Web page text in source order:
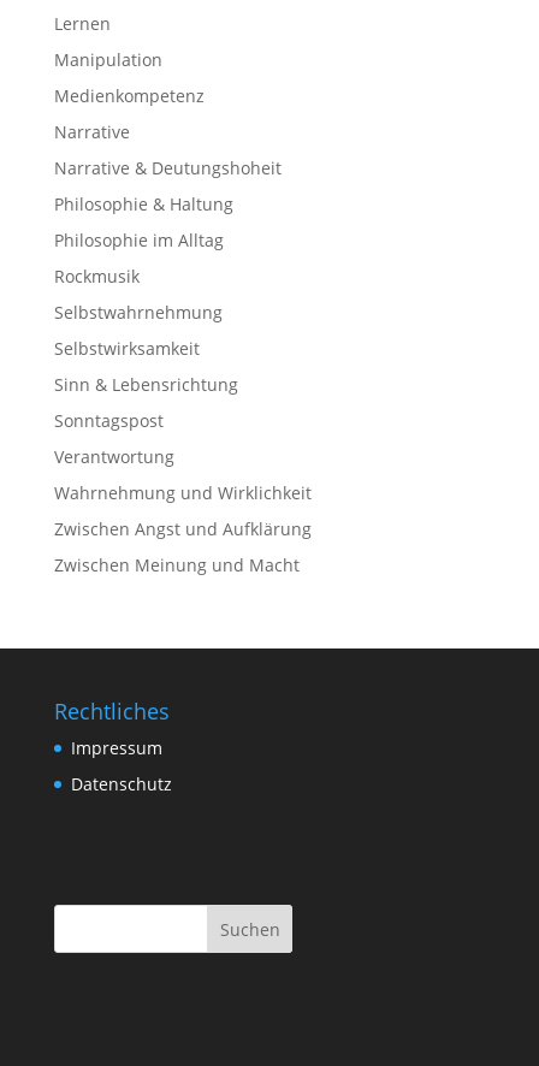
Lernen
Manipulation
Medienkompetenz
Narrative
Narrative & Deutungshoheit
Philosophie & Haltung
Philosophie im Alltag
Rockmusik
Selbstwahrnehmung
Selbstwirksamkeit
Sinn & Lebensrichtung
Sonntagspost
Verantwortung
Wahrnehmung und Wirklichkeit
Zwischen Angst und Aufklärung
Zwischen Meinung und Macht
Rechtliches
Impressum
Datenschutz